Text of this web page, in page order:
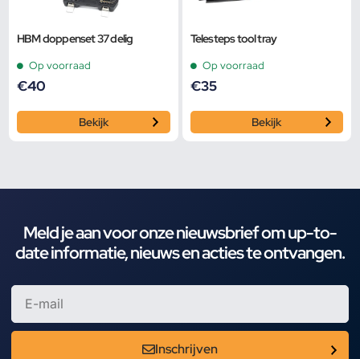
HBM doppenset 37 delig
Op voorraad
€40
Bekijk
Telesteps tool tray
Op voorraad
€35
Bekijk
Meld je aan voor onze nieuwsbrief om up-to-
date informatie, nieuws en acties te ontvangen.
Inschrijven